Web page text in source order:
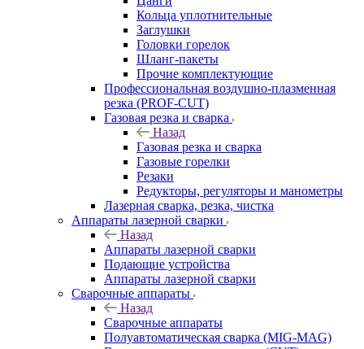
Кольца уплотнительные
Заглушки
Головки горелок
Шланг-пакеты
Прочие комплектующие
Профессиональная воздушно-плазменная
резка (PROF-CUT)
Газовая резка и сварка
Назад
Газовая резка и сварка
Газовые горелки
Резаки
Редукторы, регуляторы и манометры
Лазерная сварка, резка, чистка
Аппараты лазерной сварки
Назад
Аппараты лазерной сварки
Подающие устройства
Аппараты лазерной сварки
Сварочные аппараты
Назад
Сварочные аппараты
Полуавтоматическая сварка (MIG-MAG)